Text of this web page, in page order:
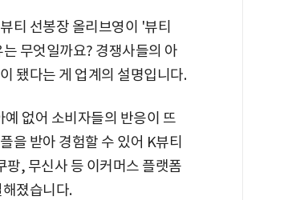
티 선봉장 올리브영이 '뷰티
무엇일까요? 경쟁사들의 아
됐다는 게 업계의 설명입니다.
없어 소비자들의 반응이 뜨
을 받아 경험할 수 있어 K뷰티
팡, 무신사 등 이커머스 플랫폼
졌습니다.